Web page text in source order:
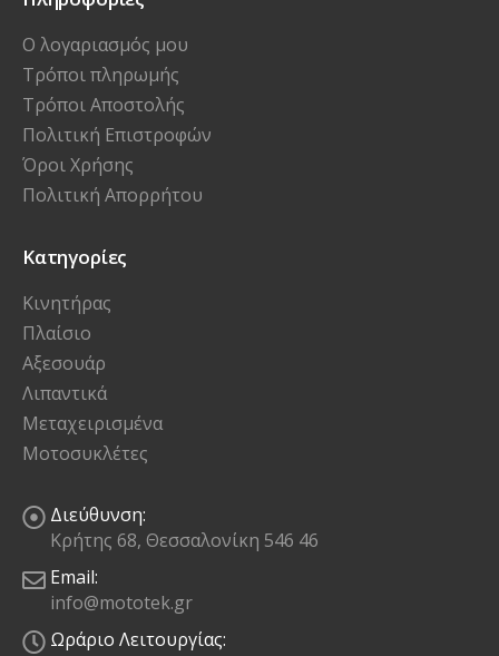
Ο λογαριασμός μου
Τρόποι πληρωμής
Τρόποι Αποστολής
Πολιτική Επιστροφών
Όροι Χρήσης
Πολιτική Απορρήτου
Κατηγορίες
Κινητήρας
Πλαίσιο
Αξεσουάρ
Λιπαντικά
Μεταχειρισμένα
Μοτοσυκλέτες
Διεύθυνση:
Κρήτης 68, Θεσσαλονίκη 546 46
Email:
info@mototek.gr
Ωράριο Λειτουργίας: